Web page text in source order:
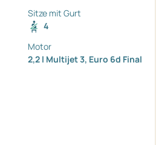
Sitze mit Gurt
4
Motor
2,2 l Multijet 3, Euro 6d Final